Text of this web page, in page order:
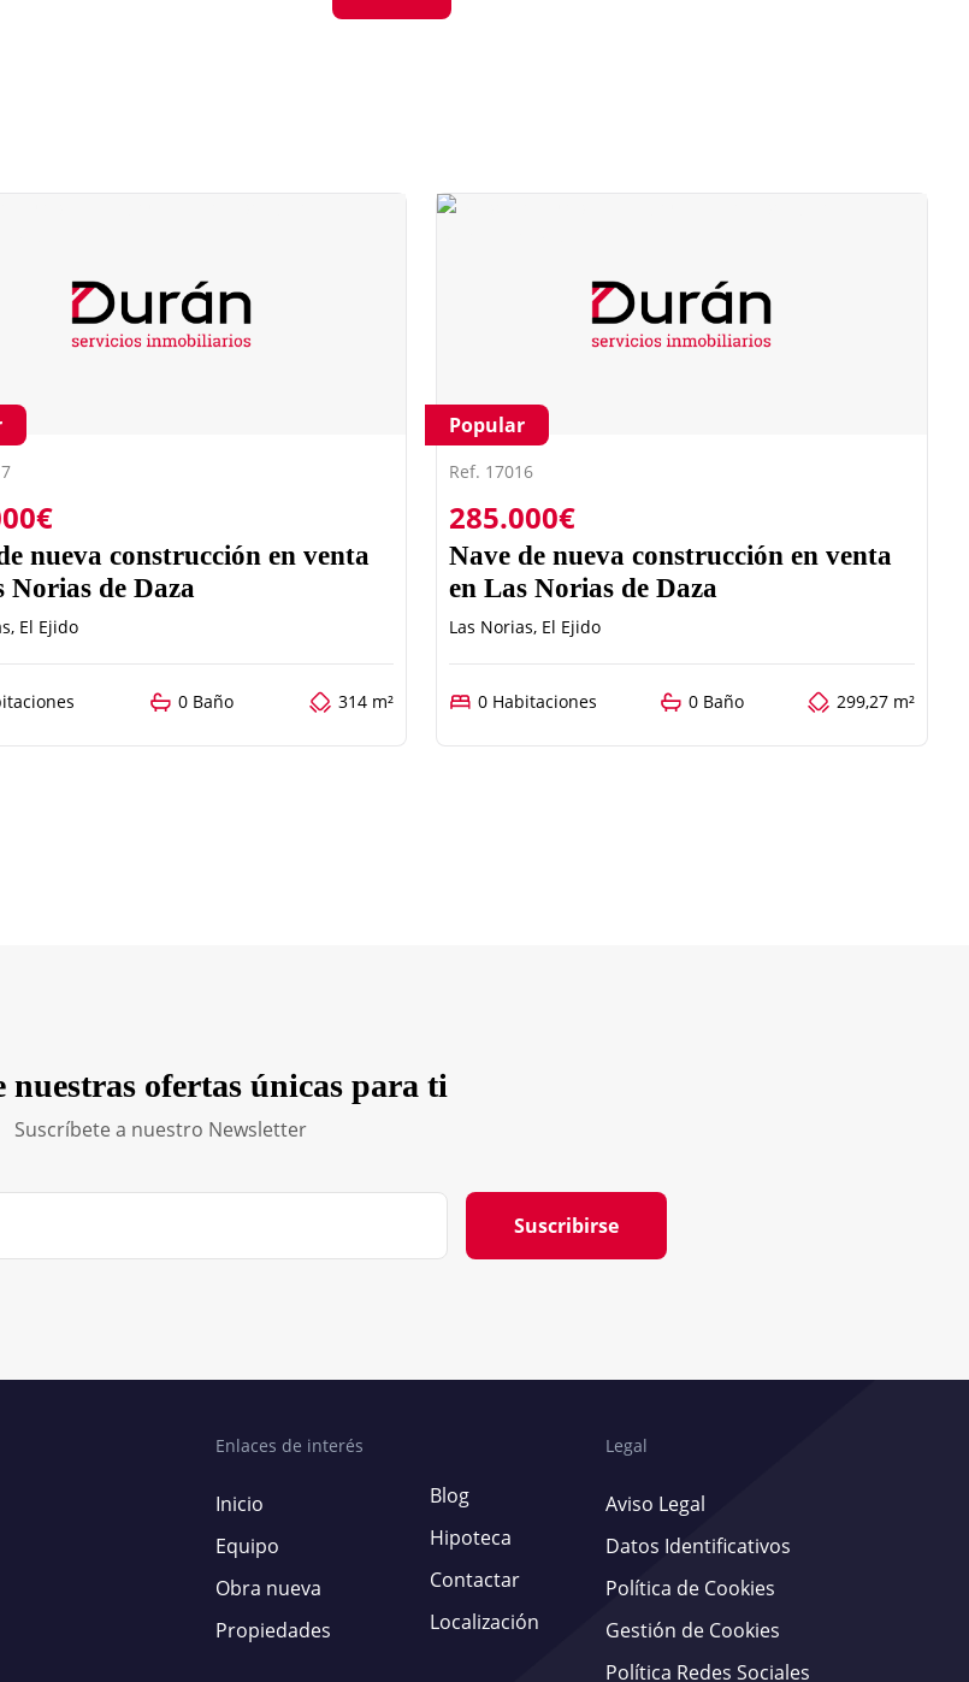
nueva construcción en venta
Norias de Daza
El Ejido
0 Baño 314 m²
Popular
Ref. 17016
285.000€
Nave de nueva construcción en venta
en Las Norias de Daza
Las Norias, El Ejido
0 Habitaciones 0 Baño 299,27 m²
nuestras ofertas únicas para ti
Suscríbete a nuestro Newsletter
Suscribirse
Enlaces de interés
Inicio
Equipo
Obra nueva
Propiedades
Blog
Hipoteca
Contactar
Localización
Legal
Aviso Legal
Datos Identificativos
Política de Cookies
Gestión de Cookies
Política Redes Sociales